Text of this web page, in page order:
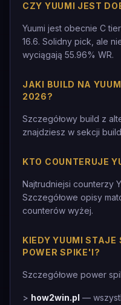
CZY YUUMI JEST
Yuumi jest obecnie C
16.6. Solidny pick, ale
wyciągają 55.96% WR.
JAKI BUILD NA
2026?
Szczegółowy build z
znajdziesz w sekcji
KTO COUNTERUJE
Najtrudniejsi counterzy
Szczegółowe opisy
counterów wyżej.
KIEDY YUUMI
POWER SPIKE'I?
Szczegółowe power
> how2win.pl —